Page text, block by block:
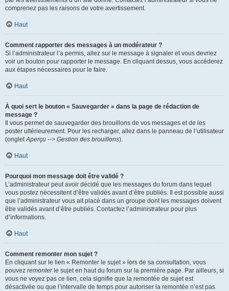
comprenez pas les raisons de votre avertissement.
Haut
Comment rapporter des messages à un modérateur ?
Si l’administrateur l’a permis, allez sur le message à signaler et vous devriez
voir un bouton pour rapporter le message. En cliquant dessus, vous accéderez
aux étapes nécessaires pour le faire.
Haut
À quoi sert le bouton « Sauvegarder » dans la page de rédaction de
message ?
Il vous permet de sauvegarder des brouillons de vos messages et de les
poster ultérieurement. Pour les recharger, allez dans le panneau de l’utilisateur
(ongletAperçu --> Gestion des brouillons).
Haut
Pourquoi mon message doit être validé ?
L’administrateur peut avoir décidé que les messages du forum dans lequel
vous postez nécessitent d’être validés avant d’être publiés. Il est possible aussi
que l’administrateur vous ait placé dans un groupe dont les messages doivent
être validés avant d’être publiés. Contactez l’administrateur pour plus
d’informations.
Haut
Comment remonter mon sujet ?
En cliquant sur le lien « Remonter le sujet » lors de sa consultation, vous
pouvez remonterle sujet en haut du forum sur la première page. Par ailleurs, si
vous ne voyez pas ce lien, cela signifie que la remontée de sujet est
désactivée ou que l’intervalle de temps pour autoriser la remontée n’est pas